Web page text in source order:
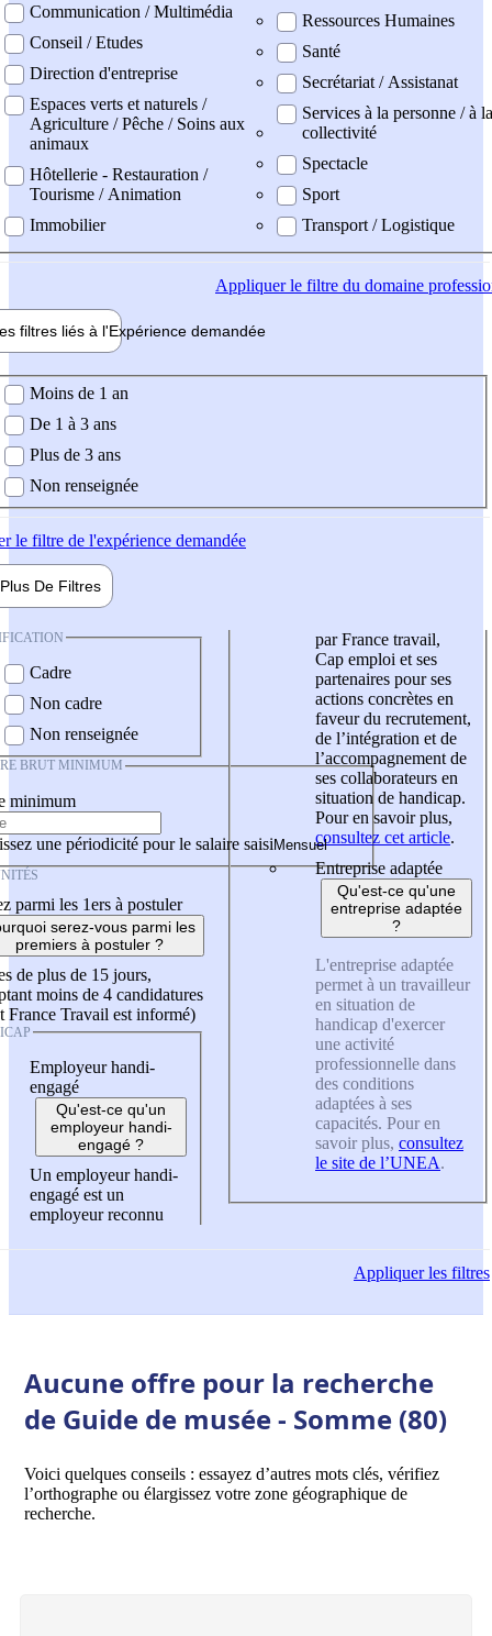
Communication / Multimédia
Conseil / Etudes
Direction d'entreprise
Espaces verts et naturels /
Agriculture / Pêche / Soins aux
animaux
Hôtellerie - Restauration /
Tourisme / Animation
Immobilier
Ressources Humaines
Santé
Secrétariat / Assistanat
Services à la personne / à la
collectivité
Spectacle
Sport
Transport / Logistique
Appliquerle filtre du domaine
filtres liés à l'Expérience demandée
demandée
Moins de 1 an
De 1 à 3 ans
Plus de 3 ans
Non renseignée
le filtre de l'expérience demandée
Plus De Filtres
Cadre
Non cadre
Non renseignée
BRUT MINIMUM
minimum
une périodicité pour le salaire saisi
parmi les 1ers à postuler
serez-vous parmi les
premiers à postuler ?
de plus de 15 jours,
moins de 4 candidatures
France Travail est informé)
Employeur handi-
engagé
Qu'est-ce qu'un
employeur handi-
engagé ?
Un employeur handi-
engagé est un
employeur reconnu
par France travail,
Cap emploi et ses
partenaires pour ses
actions concrètes en
faveur du recrutement,
de l’intégration et de
l’accompagnement de
ses collaborateurs en
situation de handicap.
Pour en savoir plus,
consultez cet article.
Entreprise adaptée
Qu'est-ce qu'une
entreprise adaptée
?
L'entreprise adaptée
permet à un travailleur
en situation de
handicap d'exercer
une activité
professionnelle dans
des conditions
adaptées à ses
capacités. Pour en
savoir plus, consultez
le site de l’UNEA.
Appliquerles filtres
Aucune offre pour la recherche
de Guide de musée - Somme (80)
Voici quelques conseils : essayez d’autres mots clés, vérifiez
l’orthographe ou élargissez votre zone géographique de
recherche.